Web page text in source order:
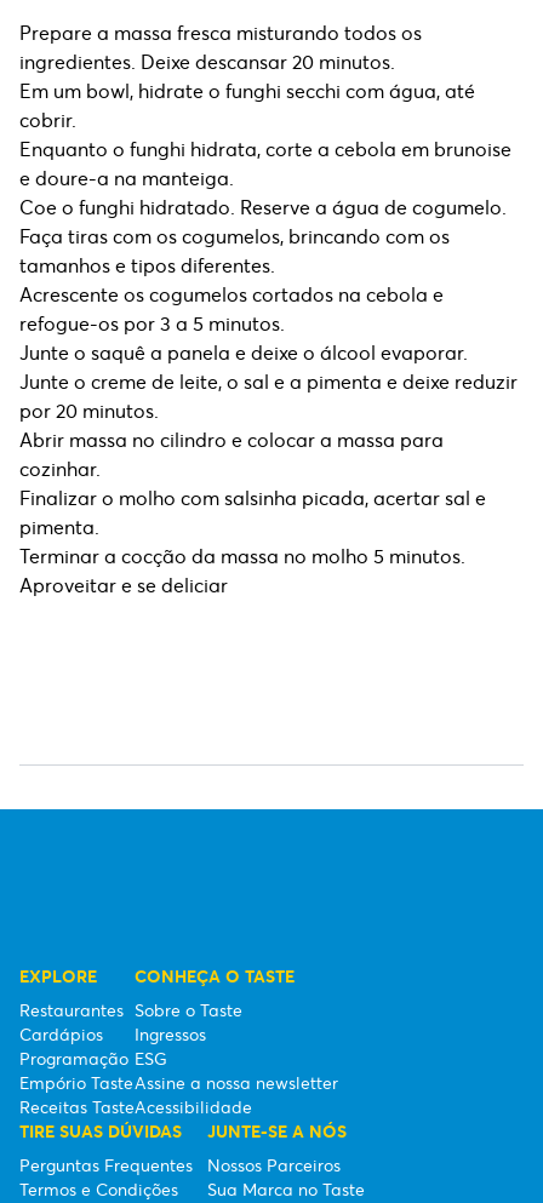
Prepare a massa fresca misturando todos os
ingredientes. Deixe descansar 20 minutos.
Em um bowl, hidrate o funghi secchi com água, até
cobrir.
Enquanto o funghi hidrata, corte a cebola em brunoise
e doure-a na manteiga.
Coe o funghi hidratado. Reserve a água de cogumelo.
Faça tiras com os cogumelos, brincando com os
tamanhos e tipos diferentes.
Acrescente os cogumelos cortados na cebola e
refogue-os por 3 a 5 minutos.
Junte o saquê a panela e deixe o álcool evaporar.
Junte o creme de leite, o sal e a pimenta e deixe reduzir
por 20 minutos.
Abrir massa no cilindro e colocar a massa para
cozinhar.
Finalizar o molho com salsinha picada, acertar sal e
pimenta.
Terminar a cocção da massa no molho 5 minutos.
Aproveitar e se deliciar
EXPLORE
Restaurantes
Cardápios
Programação
Empório Taste
Receitas Taste
CONHEÇA O TASTE
Sobre o Taste
Ingressos
ESG
Assine a nossa newsletter
Acessibilidade
TIRE SUAS DÚVIDAS
Perguntas Frequentes
Termos e Condições
JUNTE-SE A NÓS
Nossos Parceiros
Sua Marca no Taste